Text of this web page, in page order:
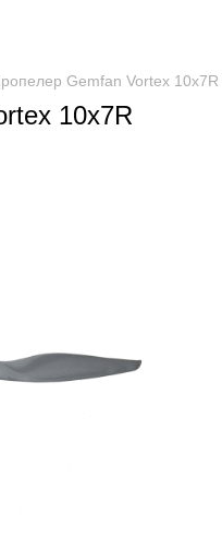
Gemfan Vortex 10x7R
10x7R